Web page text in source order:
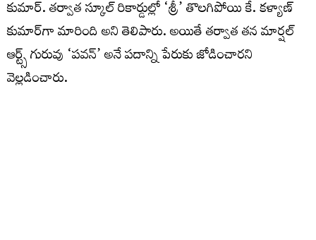
కుమార్. తర్వాత స్కూల్ రికార్డుల్లో ‘శ్రీ’ తొలగిపోయి కే. కళ్యాణ్
కుమార్‌గా మారింది అని తెలిపారు. అయితే తర్వాత తన మార్షల్
ఆర్ట్స్ గురువు ‘పవన్’ అనే పదాన్ని పేరుకు జోడించారని
వెల్లడించారు.